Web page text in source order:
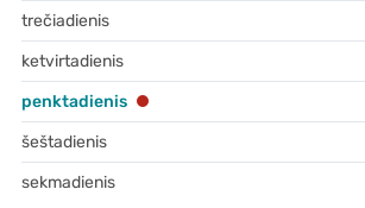
trečiadienis
ketvirtadienis
penktadienis
šeštadienis
sekmadienis